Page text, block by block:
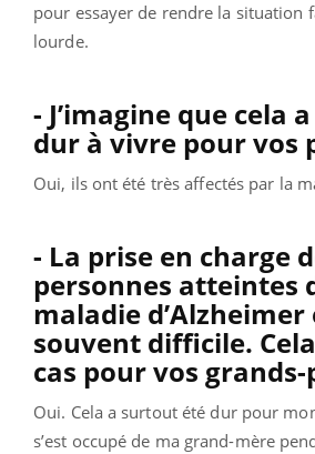
pour essayer de rendre la situation
lourde.
- J’imagine que cela
dur à vivre pour vos
Oui, ils ont été très affectés par la
- La prise en charge
personnes atteintes
maladie d’Alzheimer
souvent difficile.
cas pour vos
Oui. Cela a surtout été dur pour
s’est occupé de ma grand-mère